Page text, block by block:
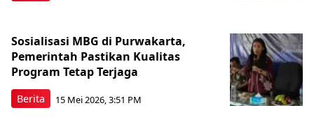
Berita
Sosialisasi MBG di Purwakarta,
Pemerintah Pastikan Kualitas
Program Tetap Terjaga
15 Mei 2026, 3:51 PM